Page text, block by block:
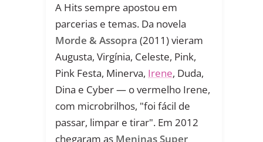
A Hits sempre apostou em
parcerias e temas. Da novela
Morde & Assopra (2011) vieram
Augusta, Virgínia, Celeste, Pink,
Pink Festa, Minerva, Irene, Duda,
Dina e Cyber — o vermelho Irene,
com microbrilhos, "foi fácil de
passar, limpar e tirar". Em 2012
chegaram as Meninas Super